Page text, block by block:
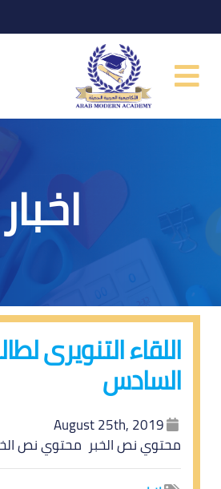
اخبار
اللقاء التنويرى
السادس
August 25th, 2019
محتوي نص الخبر محتوي نص